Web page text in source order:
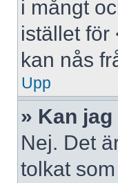
i mångt
istället för
kan nås
Upp
» Kan
Nej. Det
tolkat